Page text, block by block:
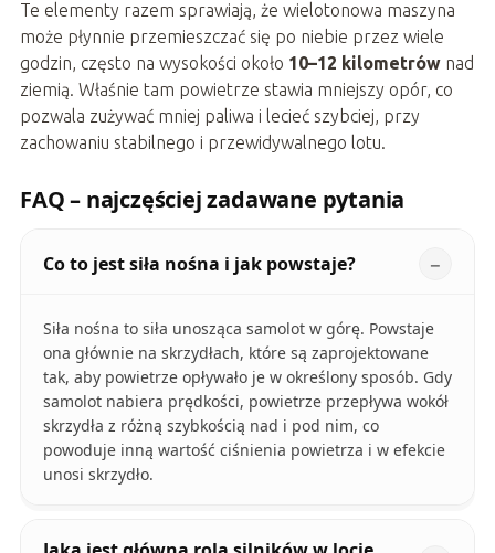
Te elementy razem sprawiają, że wielotonowa maszyna
może płynnie przemieszczać się po niebie przez wiele
godzin, często na wysokości około 10–12 kilometrównad
ziemią. Właśnie tam powietrze stawia mniejszy opór, co
pozwala zużywać mniej paliwa i lecieć szybciej, przy
zachowaniu stabilnego i przewidywalnego lotu.
FAQ – najczęściej zadawane pytania
Co to jest siła nośna i jak powstaje?
Siła nośna to siła unosząca samolot w górę. Powstaje
ona głównie na skrzydłach, które są zaprojektowane
tak, aby powietrze opływało je w określony sposób. Gdy
samolot nabiera prędkości, powietrze przepływa wokół
skrzydła z różną szybkością nad i pod nim, co
powoduje inną wartość ciśnienia powietrza i w efekcie
unosi skrzydło.